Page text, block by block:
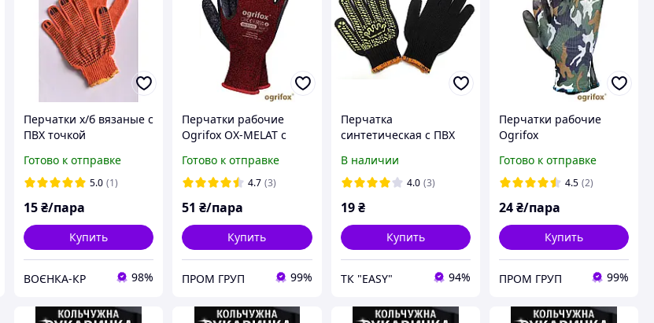
Перчатки х/б вязаные с
ПВХ точкой
Готово к отправке
5.0 (1)
15₴/пара
Купить
ВОЄНКА-КР 98%
Перчатки рабочие
Ogrifox OX-MELAT с
вспененного латекса,
REIS (размер 9)
Готово к отправке
4.7 (3)
51 ₴/пара
Купить
ПРОМ ГРУП 99%
Перчатка
синтетическая с ПВХ
Перчатки рабочие
Корона.
В наличии
4.0 (3)
19 ₴
Купить
ТК "EASY" 94%
Перчатки рабочие
Ogrifox
покрытием
поліуретана, REIS
Готово к отправке
4.5 (2)
24₴/пара
Купить
ПРОМ ГРУП 99%